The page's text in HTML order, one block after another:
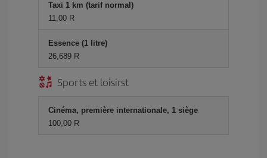
Taxi 1 km (tarif normal)
11,00 R
Essence (1 litre)
26,689 R
Sports et loisirst
Cinéma, première internationale, 1 siège
100,00 R